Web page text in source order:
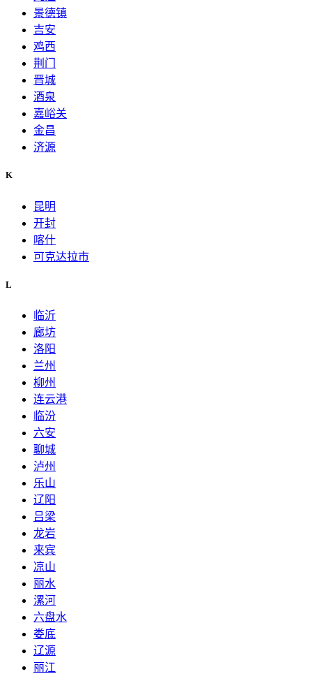
景德镇
吉安
鸡西
荆门
晋城
酒泉
嘉峪关
金昌
济源
K
昆明
开封
喀什
可克达拉市
L
临沂
廊坊
洛阳
兰州
柳州
连云港
临汾
六安
聊城
泸州
乐山
辽阳
吕梁
龙岩
来宾
凉山
丽水
漯河
六盘水
娄底
辽源
丽江